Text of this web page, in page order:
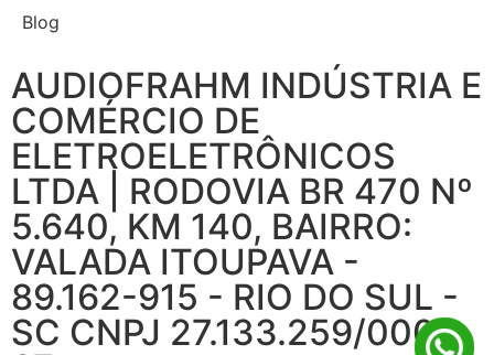
Blog
AUDIOFRAHM INDÚSTRIA E
COMÉRCIO DE
ELETROELETRÔNICOS
LTDA | RODOVIA BR 470 Nº
5.640, KM 140, BAIRRO:
VALADA ITOUPAVA -
89.162-915 - RIO DO SUL -
SC CNPJ 27.133.259/0001-